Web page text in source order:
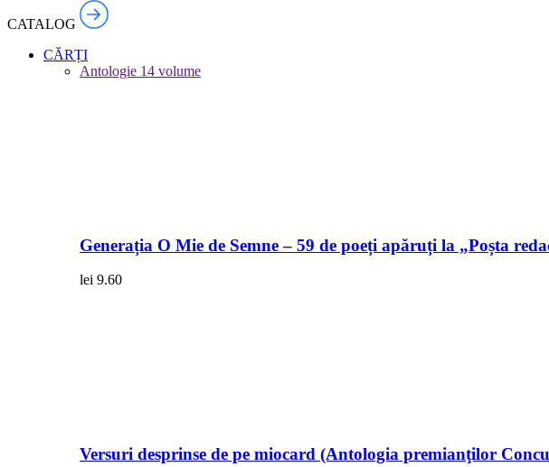
CATALOG
CĂRȚI
Antologie 14 volume
Generația O Mie de Semne – 59 de poeți apăruți la „Poșta
lei 9.60
Versuri desprinse de pe miocard (Antologia premianţilor